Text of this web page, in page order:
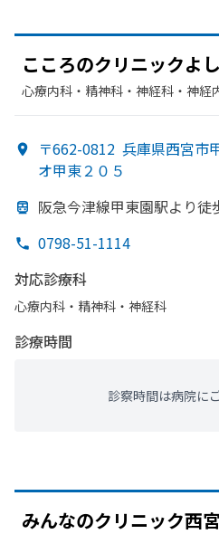
こころのクリニックよ
心療内科・​精神科・神経科・​神経
〒662-0812 兵庫県西宮市
オ甲東２０５
阪急今津線甲東園駅より徒
0798-51-1114
対応診療科
心療内科・​精神科・神経科
診療時間
診察時間は病院に
みんなのクリニック西宮